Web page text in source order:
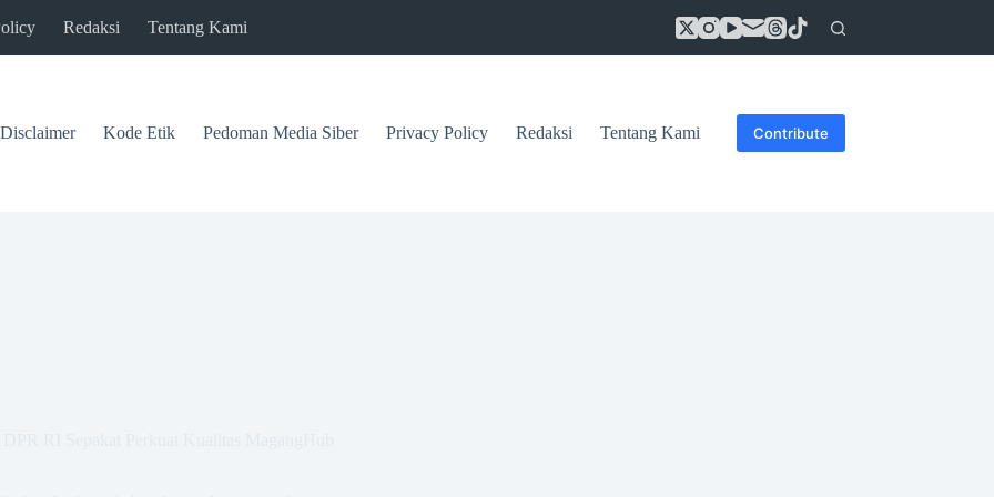
Redaksi Tentang Kami
Disclaimer Kode Etik Pedoman Media Siber Privacy Policy Redaksi Tentang Kami Contribute